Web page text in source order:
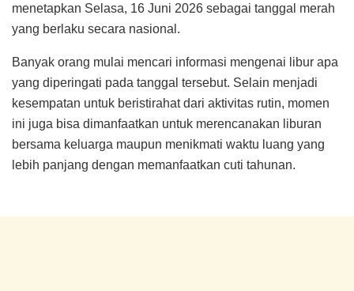
menetapkan Selasa, 16 Juni 2026 sebagai tanggal merah
yang berlaku secara nasional.
Banyak orang mulai mencari informasi mengenai libur apa
yang diperingati pada tanggal tersebut. Selain menjadi
kesempatan untuk beristirahat dari aktivitas rutin, momen
ini juga bisa dimanfaatkan untuk merencanakan liburan
bersama keluarga maupun menikmati waktu luang yang
lebih panjang dengan memanfaatkan cuti tahunan.